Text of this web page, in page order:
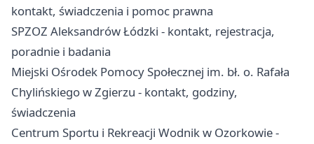
kontakt, świadczenia i pomoc prawna
SPZOZ Aleksandrów Łódzki - kontakt, rejestracja,
poradnie i badania
Miejski Ośrodek Pomocy Społecznej im. bł. o. Rafała
Chylińskiego w Zgierzu - kontakt, godziny,
świadczenia
Centrum Sportu i Rekreacji Wodnik w Ozorkowie -